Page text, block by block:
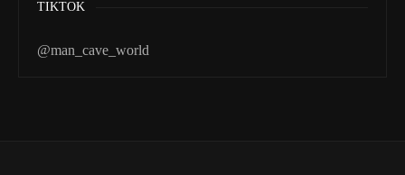
TIKTOK
@man_cave_world